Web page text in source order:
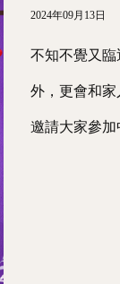
2024年09月13日
不知不覺又
外，更會和家
邀請大家參加